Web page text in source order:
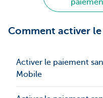
Comment activer
Activer le paiement
Mobile